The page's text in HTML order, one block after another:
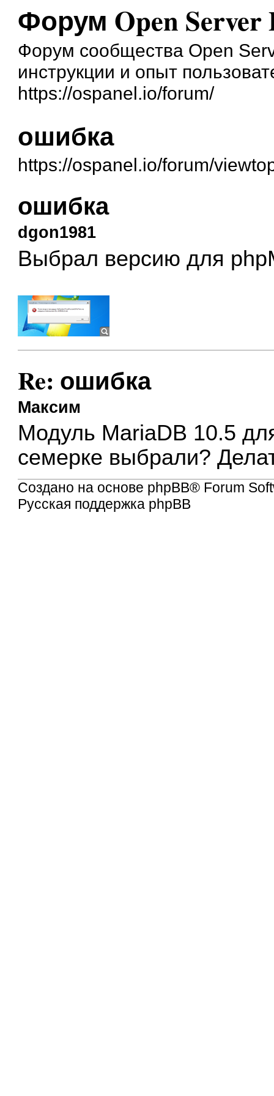
Форум Open Server
Форум сообщества Open
инструкции и опыт
https://ospanel.io/forum/
ошибка
https://ospanel.io/forum/
ошибка
dgon1981
Выбрал версию для
Re: ошибка
Максим
Модуль MariaDB 10.5
семерке выбрали?
Создано на основе phpBB® Forum
Русская поддержка phpBB